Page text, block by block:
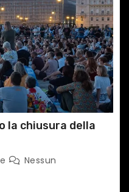
la chiusura della
Nessun